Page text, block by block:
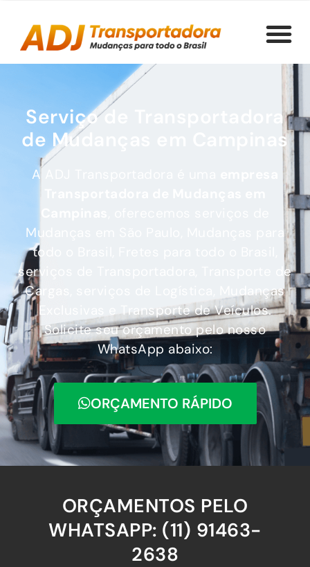
Serviço de Transportadora
de Mudanças em Campinas
A ADJ Transportadora é uma
Mudanças em São Paulo, Mudanças para
todo o Brasil, Fretes para todo o Brasil,
serviços de Transportadora, Transporte de
Cargas, serviços de Logística, Mudanças
Exclusivas e Transporte de Veículos.
Solicite seu orçamento pelo nosso
WhatsApp abaixo:
ORÇAMENTO RÁPIDO
ORÇAMENTOS PELO
WHATSAPP: (11) 91463-
2638